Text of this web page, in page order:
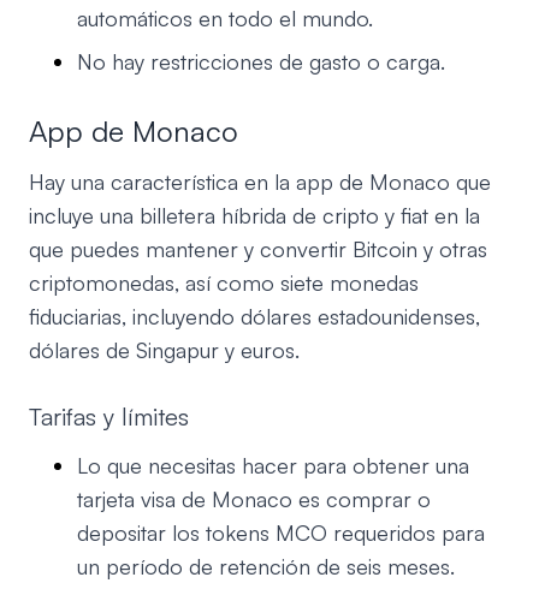
automáticos en todo el mundo.
No hay restricciones de gasto o carga.
App de Monaco
Hay una característica en la app de Monaco que
incluye una billetera híbrida de cripto y fiat en la
que puedes mantener y convertir Bitcoin y otras
criptomonedas, así como siete monedas
fiduciarias, incluyendo dólares estadounidenses,
dólares de Singapur y euros.
Tarifas y límites
Lo que necesitas hacer para obtener una
tarjeta visa de Monaco es comprar o
depositar los tokens MCO requeridos para
un período de retención de seis meses.